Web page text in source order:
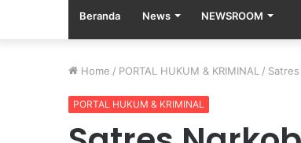
Beranda News NEWSROOM
Home / PORTAL HUKUM & KRIMINAL /
PORTAL HUKUM & KRIMINAL